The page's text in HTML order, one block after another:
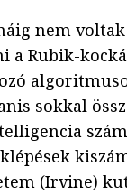
nem
a Rubik-
sokkal
(Irvine)